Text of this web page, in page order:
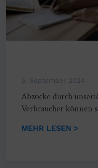
5. September 2024
Abzocke durch
Verbraucher können
MEHR LESEN >